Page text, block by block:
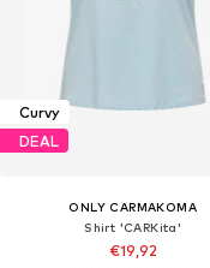
Curvy
DEAL
ONLY CARMAKOMA
Shirt 'CARKita'
€19,92